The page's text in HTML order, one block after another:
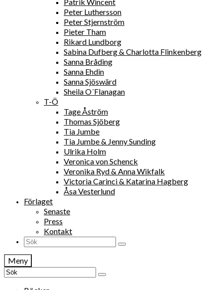
Peter Luthersson
Peter Stjernström
Pieter Tham
Rikard Lundborg
Sabina Dufberg & Charlotta Flinkenberg
Sanna Bråding
Sanna Ehdin
Sanna Sjöswärd
Sheila O´Flanagan
T-Ö
Tage Åström
Thomas Sjöberg
Tia Jumbe
Tia Jumbe & Jenny Sunding
Ulrika Holm
Veronica von Schenck
Veronika Ryd & Anna Wikfalk
Victoria Carinci & Katarina Hagberg
Åsa Vesterlund
Förlaget
Senaste
Press
Kontakt
Search
Meny
Search